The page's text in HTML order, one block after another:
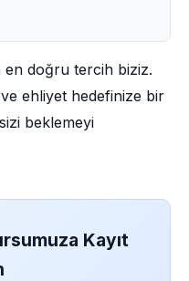
en doğru tercih biziz.
ve ehliyet hedefinize bir
beklemeyi
Kayıt